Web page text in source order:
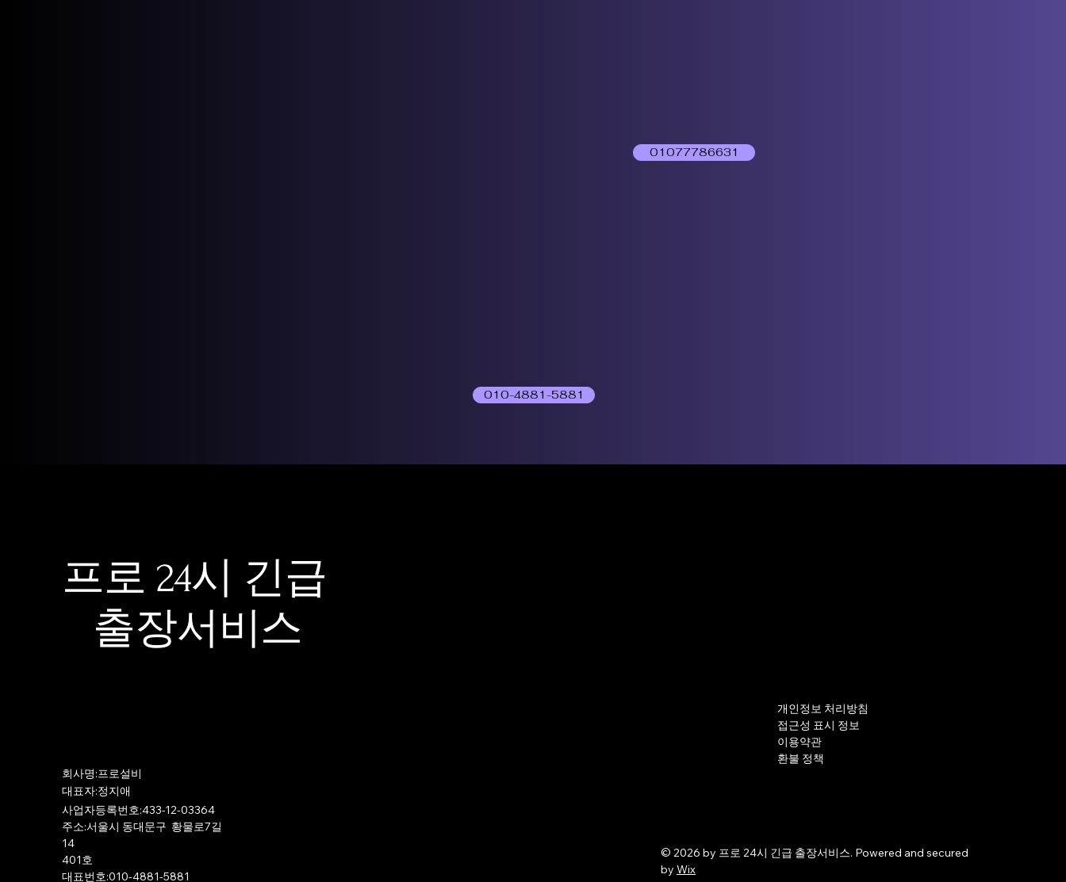
01077786631
010-4881-5881
프로 24시 긴급
출장서비스
​회사명:프로설비
​대표자:정지애
사업자등록번호:433-12-03364
주소:서울시 동대문구 황물로7길
14
401호
​대표번호:010-4881-5881
개인정보 처리방침
접근성 표시 정보
이용약관
환불 정책
© 2026 by 프로 24시 긴급 출장서비스. Powered and secured
by Wix